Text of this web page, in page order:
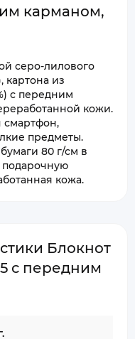
карманом,
серо-лилового
картона из
с передним
кожи.
смартфон,
предметы.
80 г/см в
подарочную
кожа.
Блокнот
с передним